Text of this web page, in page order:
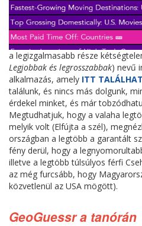
a legizgalmasabb része
Legjobbak és legrosszabbak) nevű
alkalmazás, amely ITT
találunk, és nincs más dolgunk,
érdekel minket, és már
Megtudhatjuk, hogy a valaha
melyik volt (Elfújta a szél),
országban a legtöbb a garantált
fény derül, hogy a
illetve a legtöbb túlsúlyos férfi
az még furcsább, hogy
közvetlenül az USA mögött).
GeoGuessr a tanórán